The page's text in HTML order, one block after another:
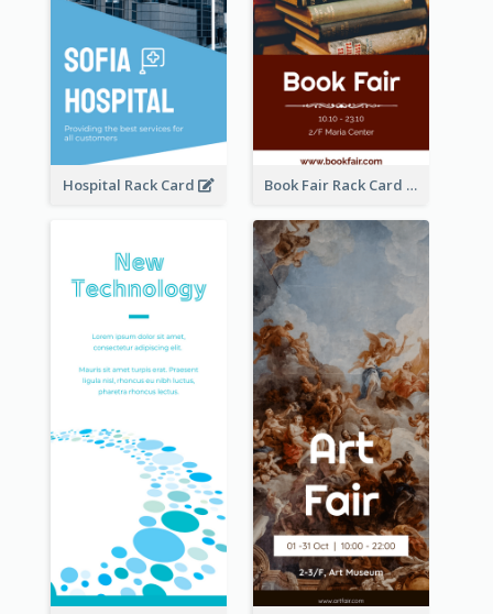
Hospital Rack Card Book Fair Rack Card